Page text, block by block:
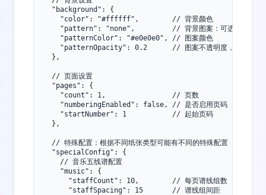
  "background": {
    "color": "#ffffff",        // 背景颜色
"pattern": "none",         // 背景图案：可选值包括
    "patternColor": "#e0e0e0", // 图案颜色
    "patternOpacity": 0.2      // 图案不透明度，范围 0-1
  },
  // 页面设置
  "pages": {
    "count": 1,                // 页数
    "numberingEnabled": false, // 是否启用页码
    "startNumber": 1           // 起始页码
  },
  // 特殊配置：根据不同纸张类型可能有不同的特殊配置
  "specialConfig": {
    // 音乐五线谱配置
    "music": {
      "staffCount": 10,        // 每页谱线组数
      "staffSpacing": 15       // 谱线组间距